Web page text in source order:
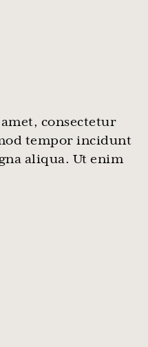
consectetur
tempor incidunt
aliqua. Ut enim